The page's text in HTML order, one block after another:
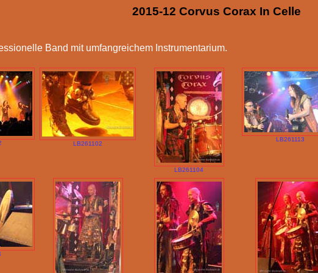
2015-12 Corvus Corax In Celle
Band mit umfangreichem Instrumentarium.
LB261102
LB261104
LB261113